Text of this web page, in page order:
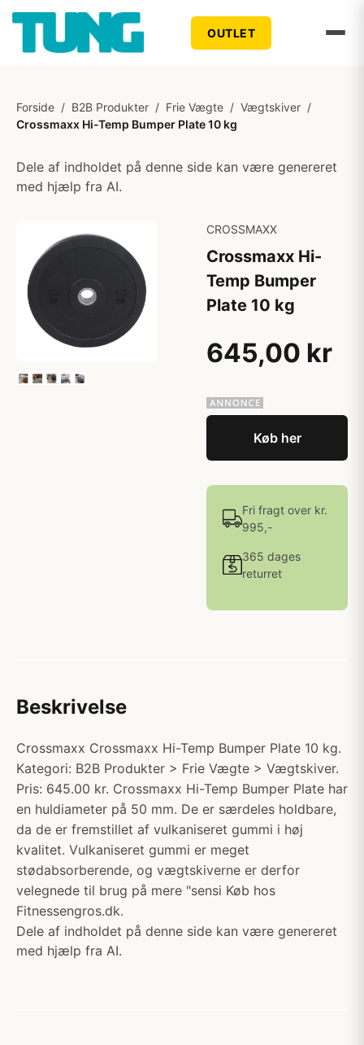
OUTLET
Forside / B2B Produkter / Frie Vægte / Vægtskiver /
Crossmaxx Hi-Temp Bumper Plate 10 kg
Dele af indholdet på denne side kan være genereret
med hjælp fra AI.
CROSSMAXX
Crossmaxx Hi-
Temp Bumper
Plate 10 kg
645,00 kr
Køb her
Fri fragt over kr.
995,-
365 dages
returret
Beskrivelse
Crossmaxx Crossmaxx Hi-Temp Bumper Plate 10 kg.
Kategori: B2B Produkter > Frie Vægte > Vægtskiver.
Pris: 645.00 kr. Crossmaxx Hi-Temp Bumper Plate har
en huldiameter på 50 mm. De er særdeles holdbare,
da de er fremstillet af vulkaniseret gummi i høj
kvalitet. Vulkaniseret gummi er meget
stødabsorberende, og vægtskiverne er derfor
velegnede til brug på mere "sensi Køb hos
Fitnessengros.dk.
Dele af indholdet på denne side kan være genereret
med hjælp fra AI.